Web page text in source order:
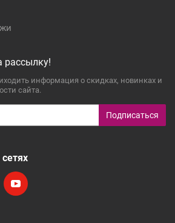
рассылку!
информация о скидках, новинках и
сайта.
Подписаться